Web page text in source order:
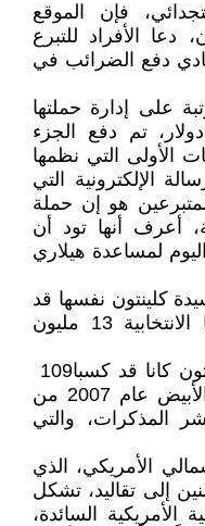
ولكي‮ ‬يكتمل مشهد‮ ‬اللؤم‮ ‬الاستجدائي،‮ ‬فإن الموقع
الإلكتروني‮ ‬للوزيرة هيلاري‮ ‬كلينتون،‮ ‬دعا الأفراد للتبرع
على إدارة حملتها
الانتخابية قد بلغت‮ ‬2‭,‬25‮ ‬مليون دولار،‮ ‬تم دفع الجزء
الأعظم منها في‮ ‬حملة جمع التبرعات الأولى التي‮ ‬نظمها
‬وجهها الرئيس الأمريكي‮ ‬السابق للمتبرعين هو‮ ‬إن حملة
هيلاري‮ ‬مازالت عليها ديون متبقية،‮ ‬أعرف أنها تود أن
أن السيدة كلينتون نفسها قد
أقرضت من مالها الخاص حملتها الانتخابية‮ ‬13‮ ‬مليون
‬ملايين دولار منذ أن‮ ‬غادرا البيت الأبيض عام‮ ‬2007‮ ‬من
‬أحالته الممارسة التراكمية عبر السنين إلى تقاليد،‮ ‬تشكل